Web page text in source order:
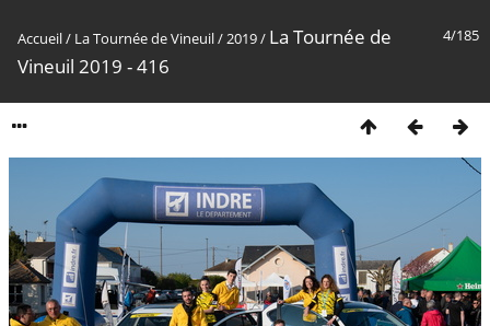
4/185
Accueil/ La Tournée de Vineuil/2019/ La Tournée de
Vineuil 2019 - 416